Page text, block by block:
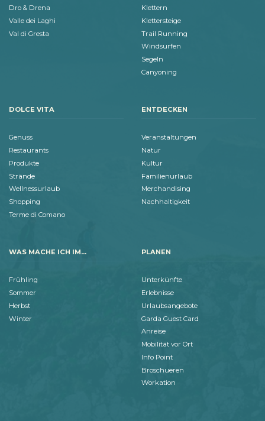
Dro & Drena
Valle dei Laghi
Val di Gresta
Klettern
Klettersteige
Trail Running
Windsurfen
Segeln
Canyoning
DOLCE VITA
Genuss
Restaurants
Produkte
Strände
Wellnessurlaub
Shopping
Terme di Comano
ENTDECKEN
Veranstaltungen
Natur
Kultur
Familienurlaub
Merchandising
Nachhaltigkeit
WAS MACHE ICH IM...
Frühling
Sommer
Herbst
Winter
PLANEN
Unterkünfte
Erlebnisse
Urlaubsangebote
Garda Guest Card
Anreise
Mobilität vor Ort
Info Point
Broschueren
Workation